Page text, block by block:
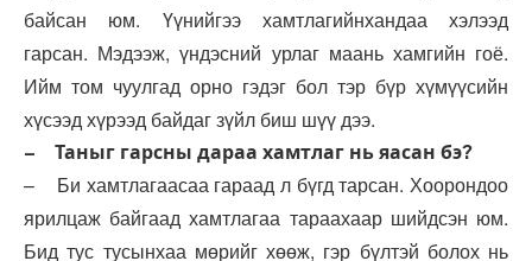
байсан юм. Үүнийгээ хамтлагийнхандаа хэлээд
гарсан. Мэдээж, үндэсний урлаг маань хамгийн гоё.
Ийм том чуулгад орно гэдэг бол тэр бүр хүмүүсийн
хүсээд хүрээд байдаг зүйл биш шүү дээ.
– Таныг гарсны дараа хамтлаг нь яасан бэ?
– Би хамтлагаасаа гараад л бүгд тарсан. Хоорондоо
ярилцаж байгаад хамтлагаа тараахаар шийдсэн юм.
Бид тус тусынхаа мөрийг хөөж, гэр бүлтэй болох нь